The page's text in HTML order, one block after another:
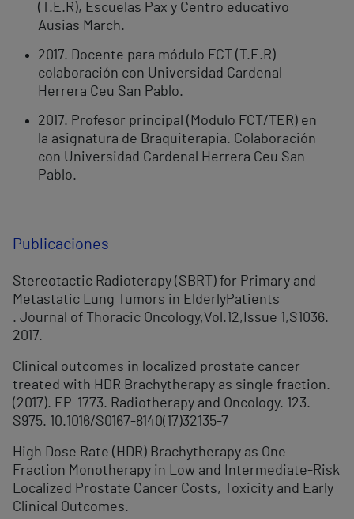
(T.E.R), Escuelas Pax y Centro educativo
Ausias March.
2017. Docente para módulo FCT (T.E.R)
colaboración con Universidad Cardenal
Herrera Ceu San Pablo.
2017. Profesor principal (Modulo FCT/TER) en
la asignatura de Braquiterapia. Colaboración
con Universidad Cardenal Herrera Ceu San
Pablo.
Publicaciones
Stereotactic Radioterapy (SBRT) for Primary and
Metastatic Lung Tumors in ElderlyPatients
. Journal of Thoracic Oncology,Vol.12,Issue 1,S1036.
2017.
Clinical outcomes in localized prostate cancer
treated with HDR Brachytherapy as single fraction.
(2017). EP-1773. Radiotherapy and Oncology. 123.
S975. 10.1016/S0167-8140(17)32135-7
High Dose Rate (HDR) Brachytherapy as One
Fraction Monotherapy in Low and Intermediate-Risk
Localized Prostate Cancer Costs, Toxicity and Early
Clinical Outcomes.